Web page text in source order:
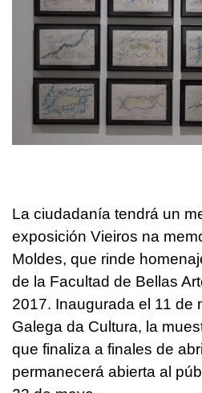
La ciudadanía tendrá un
exposición Vieiros na
Moldes, que rinde
de la Facultad de Bellas
2017. Inaugurada el 11 de
Galega da Cultura, la
que finaliza a finales de
permanecerá abierta al